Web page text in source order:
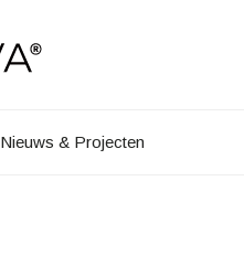
Nieuws & Projecten